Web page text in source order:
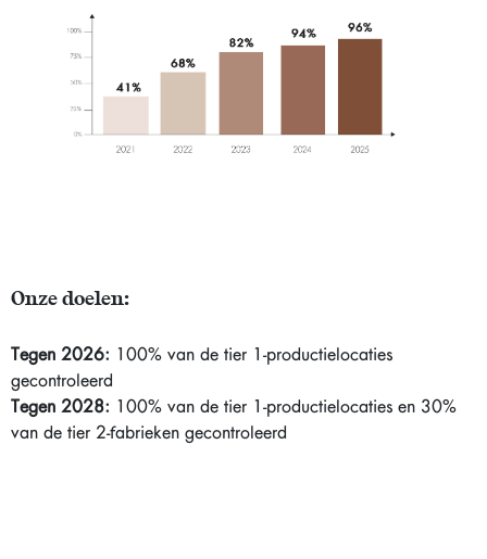
Onze doelen:
Tegen 2026: 100% van de tier 1-productielocaties
gecontroleerd
Tegen 2028: 100% van de tier 1-productielocaties en 30%
van de tier 2-fabrieken gecontroleerd